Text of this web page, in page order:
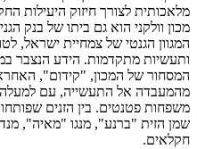
לצורך חיזוק היעילות החקלאית
הוא גם ביתו של בנק הגנים
הגנטי של צמחיית ישראל, לטובת
מתקדמות. הידע הנצבר במכון
של המכון, "קידום", האחראית על
פטנטים. בין הזנים שפותחו במכון
"ברנע", מנגו "מאיה", מנדרינה